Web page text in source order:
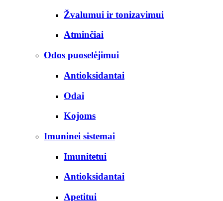
Žvalumui ir tonizavimui
Atminčiai
Odos puoselėjimui
Antioksidantai
Odai
Kojoms
Imuninei sistemai
Imunitetui
Antioksidantai
Apetitui